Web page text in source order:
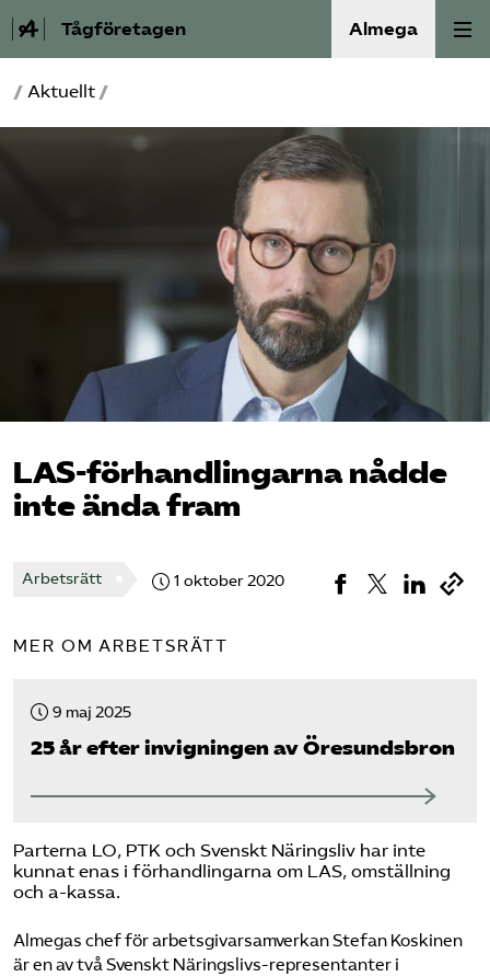
Tågföretagen Almega
Aktuellt
Reformagenda för järnvägen
Aktiviteter
Kontakt
Logga in på Arbetsgivarguiden
Sök på tagforetagen.se
/ Aktuellt /
LAS-förhandlingarna nådde
inte ända fram
Arbetsrätt 1 oktober 2020
MER OM ARBETSRÄTT
9 maj 2025
25 år efter invigningen av Öresundsbron
Parterna LO, PTK och Svenskt Näringsliv har inte
kunnat enas i förhandlingarna om LAS, omställning
och a-kassa.
Almegas chef för arbetsgivarsamverkan Stefan Koskinen
är en av två Svenskt Näringslivs-representanter i